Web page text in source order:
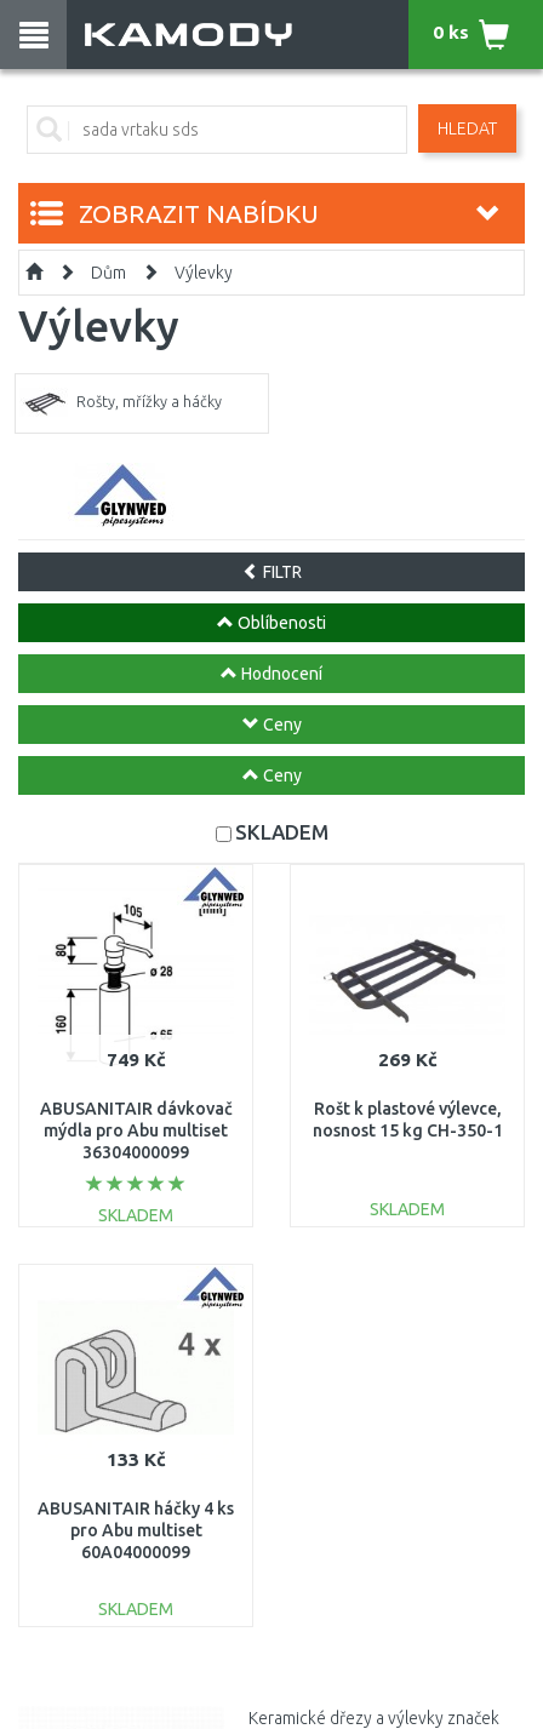
HLEDAT
0 ks
ZOBRAZIT NABÍDKU
Dům Výlevky
Výlevky
Rošty, mřížky a háčky
FILTR
Oblíbenosti
Hodnocení
Ceny
Ceny
SKLADEM
749 Kč
ABUSANITAIR dávkovač
mýdla pro Abu multiset
36304000099
SKLADEM
269 Kč
Rošt k plastové výlevce,
nosnost 15 kg CH-350-1
SKLADEM
133 Kč
ABUSANITAIR háčky 4 ks
pro Abu multiset
60A04000099
SKLADEM
Keramické dřezy a výlevky značek